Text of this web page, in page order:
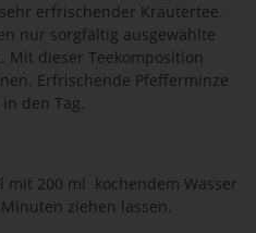
erfrischender Kräutertee.
nur sorgfältig ausgewählte
Mit dieser Teekomposition
Erfrischende Pfefferminze
den Tag.
mit 200 ml kochendem Wasser
ziehen lassen.